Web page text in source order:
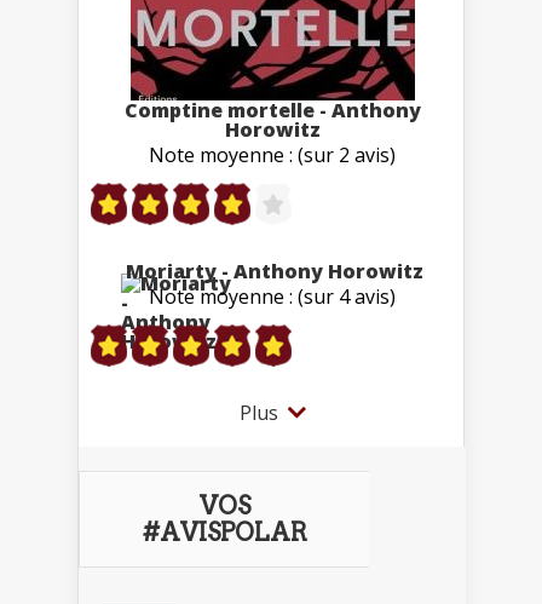
Comptine mortelle - Anthony
Horowitz
Note moyenne : (sur 2 avis)
Moriarty - Anthony Horowitz
Note moyenne : (sur 4 avis)
Plus
VOS
#AVISPOLAR